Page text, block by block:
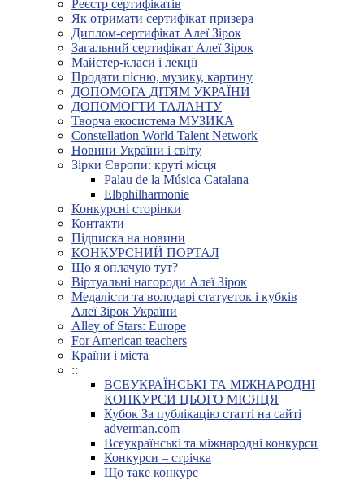
Реєстр сертифікатів
Як отримати сертифікат призера
Диплом-сертифікат Алеї Зірок
Загальний сертифікат Алеї Зірок
Майстер-класи і лекції
Продати пісню, музику, картину
ДОПОМОГА ДІТЯМ УКРАЇНИ
ДОПОМОГТИ ТАЛАНТУ
Творча екосистема МУЗИКА
Constellation World Talent Network
Новини України і світу
Зірки Європи: круті місця
Palau de la Música Catalana
Elbphilharmonie
Конкурсні сторінки
Контакти
Підписка на новини
КОНКУРСНИЙ ПОРТАЛ
Що я оплачую тут?
Віртуальні нагороди Алеї Зірок
Медалісти та володарі статуеток і кубків
Алеї Зірок України
Alley of Stars: Europe
For American teachers
Країни і міста
::
ВСЕУКРАЇНСЬКІ ТА МІЖНАРОДНІ
КОНКУРСИ ЦЬОГО МІСЯЦЯ
Кубок За публікацію статті на сайті
adverman.com
Всеукраїнські та міжнародні конкурси
Конкурси – стрічка
Що таке конкурс